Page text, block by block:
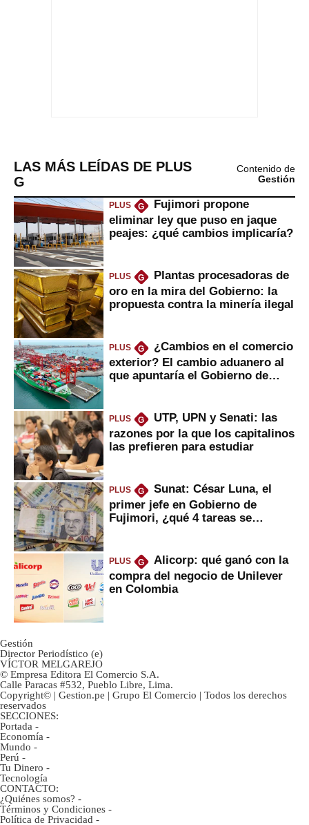
LAS MÁS LEÍDAS DE PLUS
G
Contenido de
Gestión
PLUS G
Fujimori propone
eliminar ley que puso en jaque
peajes: ¿qué cambios implicaría?
PLUS G
Plantas procesadoras de
oro en la mira del Gobierno: la
propuesta contra la minería ilegal
PLUS G
¿Cambios en el comercio
exterior? El cambio aduanero al
que apuntaría el Gobierno de
PLUS G
UTP, UPN y Senati: las
razones por la que los capitalinos
las prefieren para estudiar
PLUS G
Sunat: César Luna, el
primer jefe en Gobierno de
Fujimori, ¿qué 4 tareas se
PLUS G
Alicorp: qué ganó con la
compra del negocio de Unilever
en Colombia
Gestión
Director Periodístico (e)
VÍCTOR MELGAREJO
© Empresa Editora El Comercio S.A.
Calle Paracas #532, Pueblo Libre, Lima.
Copyright© | Gestion.pe | Grupo El Comercio | Todos los derechos
reservados
SECCIONES:
Portada -
Economía -
Mundo -
Perú -
Tu Dinero -
Tecnología
CONTACTO:
¿Quiénes somos? -
Términos y Condiciones -
Política de Privacidad -